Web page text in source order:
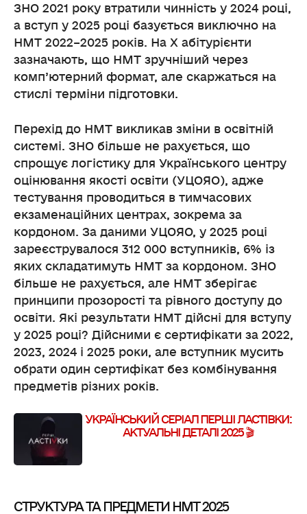
ЗНО 2021 року втратили чинність у 2024 році,
а вступ у 2025 році базується виключно на
НМТ 2022–2025 років. На X абітурієнти
зазначають, що НМТ зручніший через
комп’ютерний формат, але скаржаться на
стислі терміни підготовки.
Перехід до НМТ викликав зміни в освітній
системі. ЗНО більше не рахується, що
спрощує логістику для Українського центру
оцінювання якості освіти (УЦОЯО), адже
тестування проводиться в тимчасових
екзаменаційних центрах, зокрема за
кордоном. За даними УЦОЯО, у 2025 році
зареєструвалося 312 000 вступників, 6% із
яких складатимуть НМТ за кордоном. ЗНО
більше не рахується, але НМТ зберігає
принципи прозорості та рівного доступу до
освіти. Які результати НМТ дійсні для вступу
у 2025 році? Дійсними є сертифікати за 2022,
2023, 2024 і 2025 роки, але вступник мусить
обрати один сертифікат без комбінування
предметів різних років.
УКРАЇНСЬКИЙ СЕРІАЛ ПЕРШІ ЛАСТІВКИ:
АКТУАЛЬНІ ДЕТАЛІ 2025 🎬
СТРУКТУРА ТА ПРЕДМЕТИ НМТ 2025